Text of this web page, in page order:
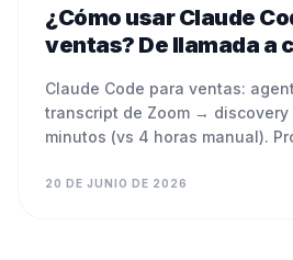
¿Cómo usar Claude
ventas? De llamada a
Claude Code para ventas:
transcript de Zoom →
minutos (vs 4 horas manual).
20 DE JUNIO DE 2026